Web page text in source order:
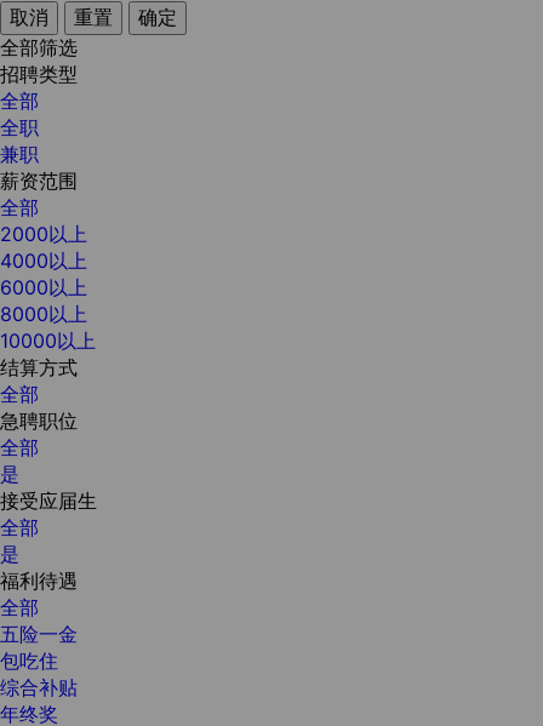
取消
重置
确定
全部筛选
招聘类型
全部
全职
兼职
薪资范围
全部
2000以上
4000以上
6000以上
8000以上
10000以上
结算方式
全部
急聘职位
全部
是
接受应届生
全部
是
福利待遇
全部
五险一金
包吃住
综合补贴
年终奖